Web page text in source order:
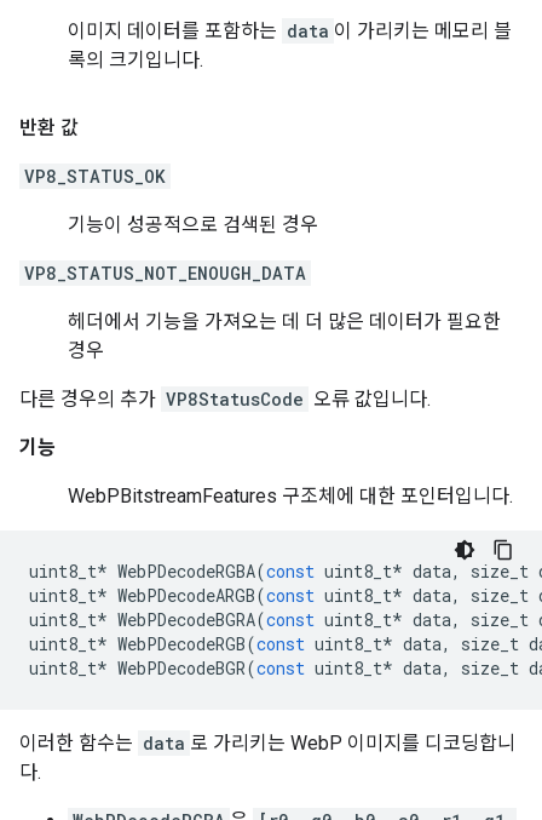
이미지 데이터를 포함하는 data 이 가리키는 메모리 블
록의 크기입니다.
반환 값
VP8_STATUS_OK
기능이 성공적으로 검색된 경우
VP8_STATUS_NOT_ENOUGH_DATA
헤더에서 기능을 가져오는 데 더 많은 데이터가 필요한
경우
다른 경우의 추가 VP8StatusCode 오류 값입니다.
기능
WebPBitstreamFeatures 구조체에 대한 포인터입니다.
uint8_t* WebPDecodeRGBA(const uint8_t* data, size_t
uint8_t* WebPDecodeARGB(const uint8_t* data, size_t
uint8_t* WebPDecodeBGRA(const uint8_t* data, size_t
uint8_t* WebPDecodeRGB(const uint8_t* data, size_t
uint8_t* WebPDecodeBGR(const uint8_t* data, size_t
이러한 함수는 data 로 가리키는 WebP 이미지를 디코딩합니
다.